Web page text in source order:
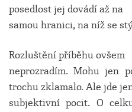
posedlost jej dovádí až na
samou hranici, na níž se
Rozluštění příběhu ovšem
neprozradím. Mohu jen
trochu zklamalo. Ale jde
subjektivní pocit. O